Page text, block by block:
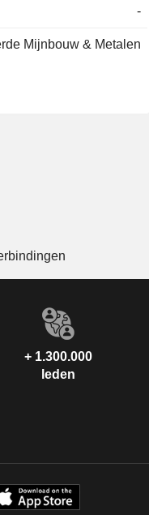
De Cortadera-
in een vergevorderd
Antonio en Valentina.
van het bedrijf zijn
-
Mijnbouw & Metalen
+ 1.300.000
leden